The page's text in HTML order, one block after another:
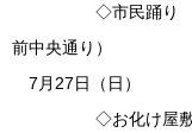
◇市民踊り １
前中央通り）
7月27日（日）
◇お化け屋敷